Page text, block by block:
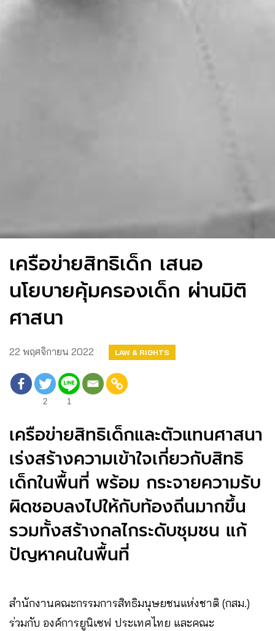
เครือข่ายสิทธิเด็ก เสนอ
นโยบายคุ้มครองเด็ก ผ่านมิติ
ศาสนา
22 พฤศจิกายน 2022 LAW & RIGHTS
2 1
เครือข่ายสิทธิเด็กและตัวแทนศาสนา
เร่งสร้างความเข้าใจเกี่ยวกับสิทธิ
เด็กในพื้นที่ พร้อม กระจายความรับ
ผิดชอบลงไปให้กับท้องถิ่นมากขึ้น
รวมทั้งสร้างกลไกระดับชุมชน แก้
ปัญหาคนในพื้นที่
สำนักงานคณะกรรมการสิทธิมนุษยชนแห่งชาติ (กสม.)
ร่วมกับ องค์การยูนิเซฟ ประเทศไทย และคณะ